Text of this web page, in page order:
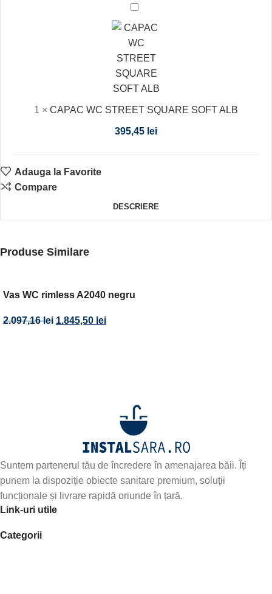
CAPAC
WC
STREET
SQUARE
SOFT
ALB
1 × CAPAC WC STREET SQUARE SOFT ALB
395,45 lei
Adauga la Favorite
Compare
DESCRIERE
Produse Similare
Vas WC rimless A2040 negru
2.097,16lei 1.845,50 lei
Suntem partenerul tău de încredere în amenajarea băii. Îți
punem la dispoziție obiecte sanitare premium, soluții
funcționale și livrare rapidă oriunde în țară.
Link-uri utile
Categorii